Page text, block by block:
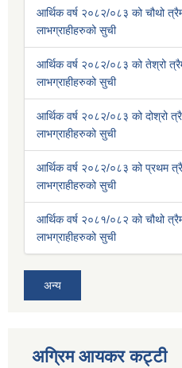
आर्थिक वर्ष २०८२/०८३ को चौथो
लाभग्राहीहरुको सुची
आर्थिक वर्ष २०८२/०८३ को तेश्रो
लाभग्राहीहरुको सुची
आर्थिक वर्ष २०८२/०८३ को दोश्रो
लाभग्राहीहरुको सुची
आर्थिक वर्ष २०८२/०८३ को प्रथम
लाभग्राहीहरुको सुची
आर्थिक वर्ष २०८१/०८२ को चौथो
लाभग्राहीहरुको सुची
अन्य
अग्रिम आयकर कट्टी